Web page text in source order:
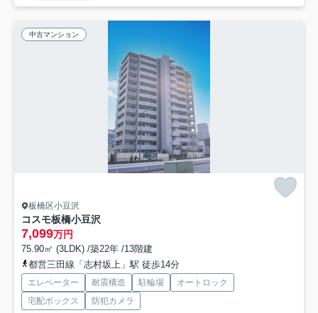
中古マンション
板橋区小豆沢
コスモ板橋小豆沢
7,099万円
75.90㎡ (3LDK) /築22年 /13階建
都営三田線「志村坂上」駅 徒歩14分
エレベーター 耐震構造 駐輪場
オートロック
宅配ボックス
防犯カメラ